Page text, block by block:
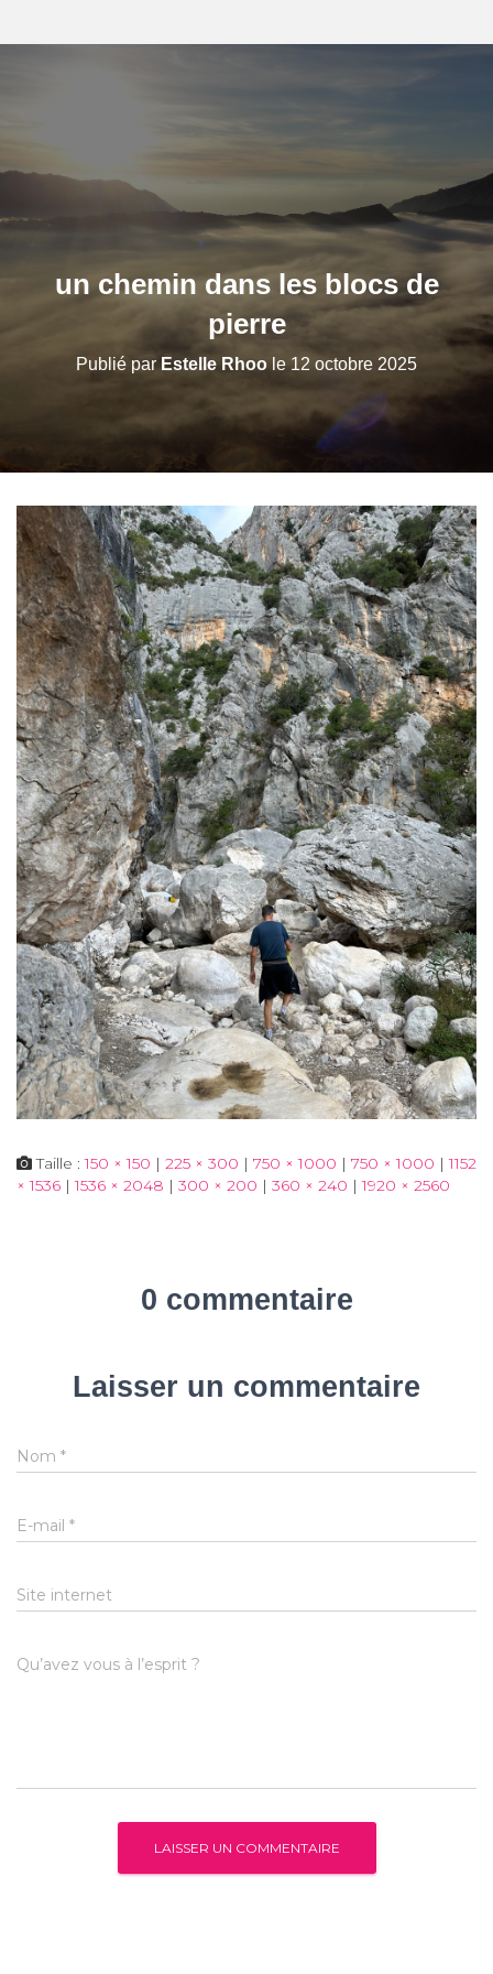
un chemin dans les blocs de
pierre
Publié par Estelle Rhoo le 12 octobre 2025
Taille :150 × 150 | 225 × 300 | 750 × 1000 | 750 × 1000 | 1152
× 1536 | 1536 × 2048 | 300 × 200 | 360 × 240 | 1920 × 2560
0 commentaire
Laisser un commentaire
Nom *
E-mail *
Site internet
Qu’avez vous à l’esprit ?